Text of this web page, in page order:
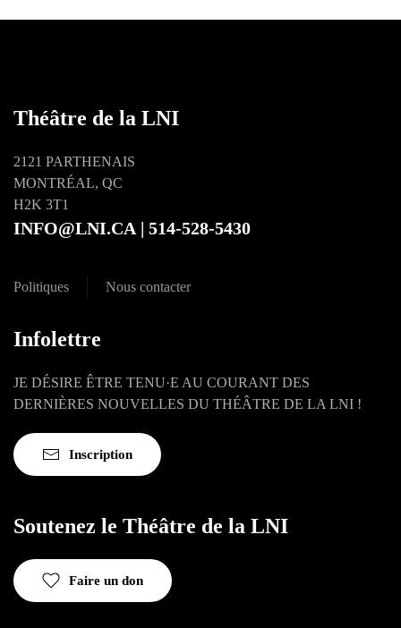
Théâtre de la LNI
2121 PARTHENAIS
MONTRÉAL, QC
H2K 3T1
INFO@LNI.CA | 514-528-5430
Politiques Nous contacter
Infolettre
JE DÉSIRE ÊTRE TENU·E AU COURANT DES
DERNIÈRES NOUVELLES DU THÉÂTRE DE LA LNI !
Inscription
Soutenez le Théâtre de la LNI
Faire un don